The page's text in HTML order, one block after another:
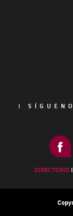
|
DIRECTORIO |